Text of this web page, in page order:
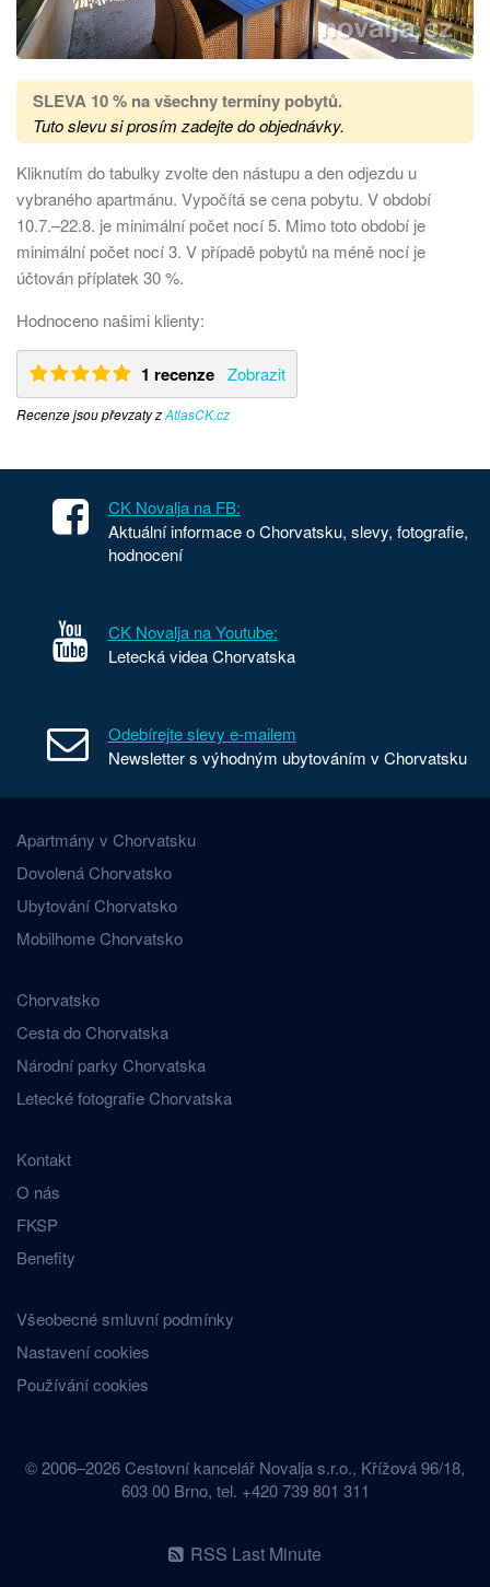
SLEVA 10 % na všechny termíny pobytů.
Tuto slevu si prosím zadejte do objednávky.
Kliknutím do tabulky zvolte den nástupu a den odjezdu u
vybraného apartmánu. Vypočítá se cena pobytu. V období
10.7.–22.8. je minimální počet nocí 5. Mimo toto období je
minimální počet nocí 3. V případě pobytů na méně nocí je
účtován příplatek 30 %.
Hodnoceno našimi klienty:
1 recenze Zobrazit
Recenze jsou převzaty zAtlasCK.cz
CK Novalja na FB:
Aktuální informace o Chorvatsku, slevy, fotografie,
hodnocení
CK Novalja na Youtube:
Letecká videa Chorvatska
Odebírejte slevy e-mailem
Newsletter s výhodným ubytováním v Chorvatsku
Apartmány v Chorvatsku
Dovolená Chorvatsko
Ubytování Chorvatsko
Mobilhome Chorvatsko
Chorvatsko
Cesta do Chorvatska
Národní parky Chorvatska
Letecké fotografie Chorvatska
Kontakt
O nás
FKSP
Benefity
Všeobecné smluvní podmínky
Nastavení cookies
Používání cookies
© 2006–2026 Cestovní kancelář Novalja s.r.o., Křížová 96/18,
603 00 Brno, tel. +420 739 801 311
RSS Last Minute